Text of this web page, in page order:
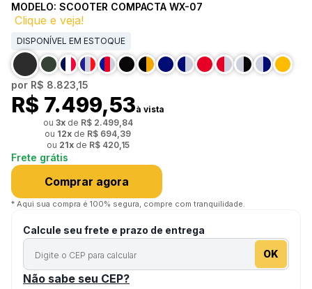
MODELO: SCOOTER COMPACTA WX-07
Clique e veja!
DISPONÍVEL EM ESTOQUE
por R$ 8.823,15
R$ 7.499,53à vista
ou 3xde R$ 2.499,84
ou 12x de R$ 694,39
ou 21xde R$ 420,15
Frete grátis
Comprar agora
* Aqui sua compra é 100% segura, compre com tranquilidade.
Calcule seu frete e prazo de entrega
OK
Não sabe seu CEP?